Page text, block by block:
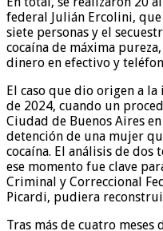
federal Julián Ercolini,
siete personas y el
cocaína de máxima
dinero en efectivo y
El caso que dio origen a
de 2024, cuando un
Ciudad de Buenos Aires
detención de una mujer
cocaína. El análisis de dos
ese momento fue clave
Criminal y Correccional
Picardi, pudiera
Tras más de cuatro